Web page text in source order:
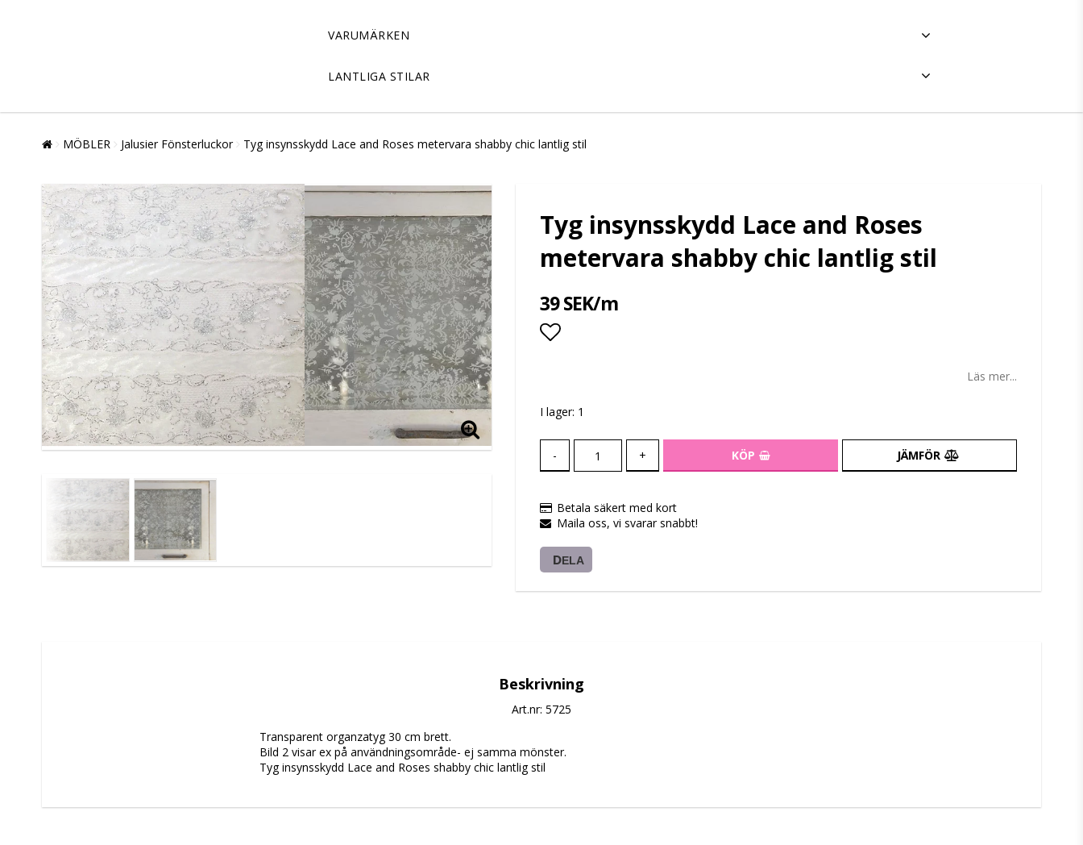
VARUMÄRKEN
LANTLIGA STILAR
MÖBLER Jalusier Fönsterluckor Tyg insynsskydd Lace and Roses metervara shabby chic lantlig stil
Tyg insynsskydd Lace and Roses
metervara shabby chic lantlig stil
39 SEK/m
Läs mer...
I lager: 1
- + KÖP JÄMFÖR
Betala säkert med kort
Maila oss, vi svarar snabbt!
DELA
Beskrivning
Art.nr: 5725
Transparent organzatyg 30 cm brett.
Bild 2 visar ex på användningsområde- ej samma mönster.
Tyg insynsskydd Lace and Roses shabby chic lantlig stil